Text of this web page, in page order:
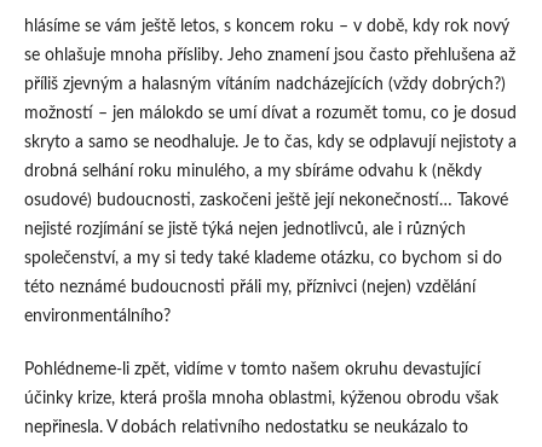
hlásíme se vám ještě letos, s koncem roku – v době, kdy rok nový
se ohlašuje mnoha přísliby. Jeho znamení jsou často přehlušena až
příliš zjevným a halasným vítáním nadcházejících (vždy dobrých?)
možností – jen málokdo se umí dívat a rozumět tomu, co je dosud
skryto a samo se neodhaluje. Je to čas, kdy se odplavují nejistoty a
drobná selhání roku minulého, a my sbíráme odvahu k (někdy
osudové) budoucnosti, zaskočeni ještě její nekonečností… Takové
nejisté rozjímání se jistě týká nejen jednotlivců, ale i různých
společenství, a my si tedy také klademe otázku, co bychom si do
této neznámé budoucnosti přáli my, příznivci (nejen) vzdělání
environmentálního?
Pohlédneme-li zpět, vidíme v tomto našem okruhu devastující
účinky krize, která prošla mnoha oblastmi, kýženou obrodu však
nepřinesla. V dobách relativního nedostatku se neukázalo to